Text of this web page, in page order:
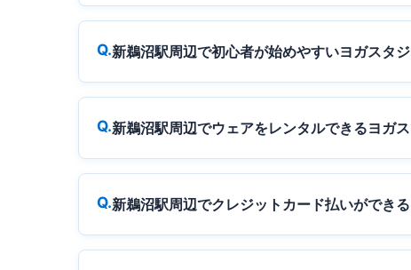
新鵜沼駅周辺で初心者が始めやすいヨガスタ
新鵜沼駅周辺でウェアをレンタルできるヨガ
新鵜沼駅周辺でクレジットカード払いができ